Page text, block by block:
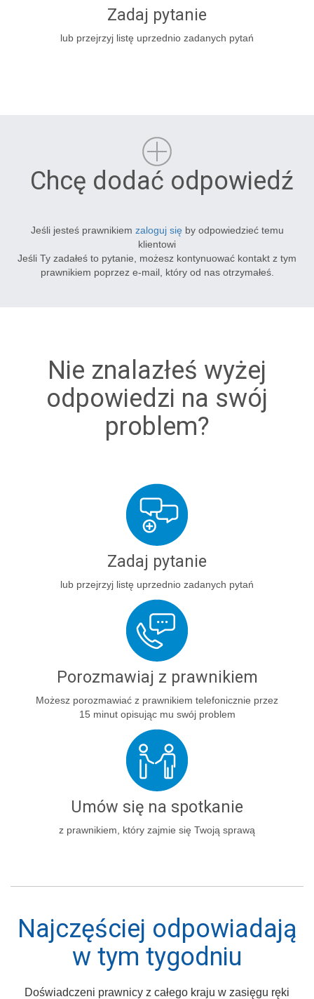
Zadaj pytanie
lub przejrzyj listę uprzednio zadanych pytań
Chcę dodać odpowiedź
Jeśli jesteś prawnikiem zaloguj się by odpowiedzieć temu
klientowi
Jeśli Ty zadałeś to pytanie, możesz kontynuować kontakt z tym
prawnikiem poprzez e-mail, który od nas otrzymałeś.
Nie znalazłeś wyżej
odpowiedzi na swój
problem?
Zadaj pytanie
lub przejrzyj listę uprzednio zadanych pytań
Porozmawiaj z prawnikiem
Możesz porozmawiać z prawnikiem telefonicznie przez
15 minut opisując mu swój problem
Umów się na spotkanie
z prawnikiem, który zajmie się Twoją sprawą
Najczęściej odpowiadają
w tym tygodniu
Doświadczeni prawnicy z całego kraju w zasięgu ręki